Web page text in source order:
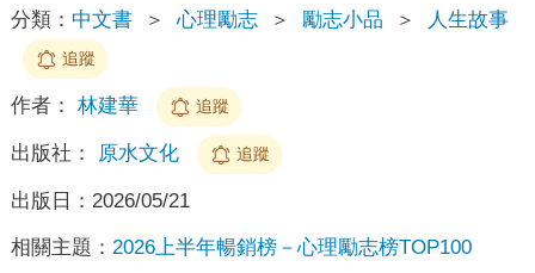
分類： 中文書 ＞ 心理勵志 ＞ 勵志小品 ＞ 人生故事
追蹤
作者： 林建華 追蹤
出版社： 原水文化 追蹤
出版日： 2026/05/21
相關主題： 2026上半年暢銷榜－心理勵志榜TOP100